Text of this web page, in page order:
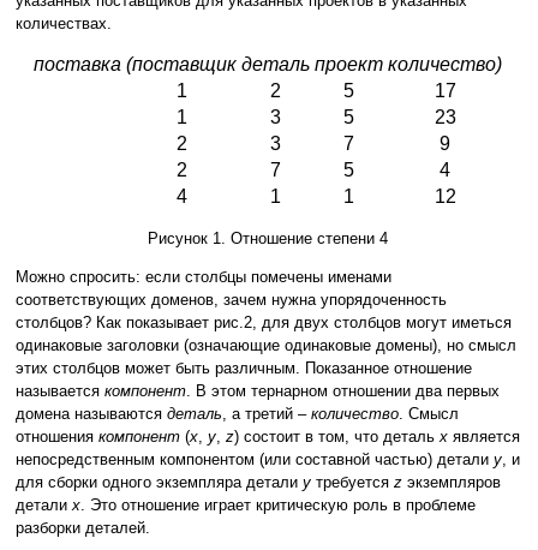
количествах.
поставка (поставщик деталь проект количество)
1
2 5
17
1
3 5
23
2
3 7
9
2
7 5
4
4
1 1 12
Рисунок 1. Отношение степени 4
Можно спросить: если столбцы помечены именами
соответствующих доменов, зачем нужна упорядоченность
столбцов? Как показывает рис.2, для двух столбцов могут иметься
одинаковые заголовки (означающие одинаковые домены), но смысл
этих столбцов может быть различным. Показанное отношение
называется компонент . В этом тернарном отношении два первых
домена называются деталь , а третий – количество . Смысл
отношения компонент (x y z) состоит в том, что деталь x является
непосредственным компонентом (или составной частью) детали y , и
для сборки одного экземпляра детали y требуется z экземпляров
детали x . Это отношение играет критическую роль в проблеме
разборки деталей.